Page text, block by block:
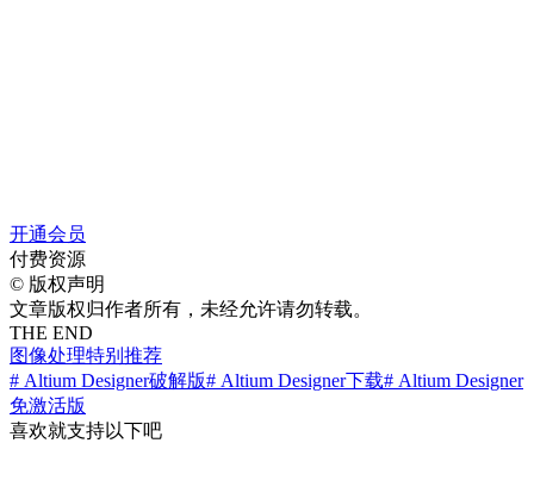
开通会员
付费资源
© 版权声明
文章版权归作者所有，未经允许请勿转载。
THE END
图像处理特别推荐
# Altium Designer破解版# Altium Designer下载# Altium Designer
免激活版
喜欢就支持以下吧